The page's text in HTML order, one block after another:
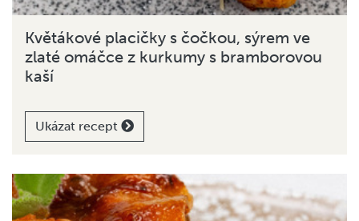
Květákové placičky s čočkou, sýrem ve
zlaté omáčce z kurkumy s bramborovou
kaší
Ukázat recept